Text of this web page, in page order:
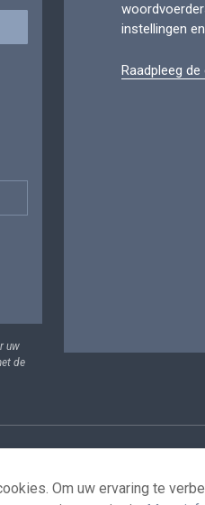
uw
de
instellingen
Raadpleeg
Om uw ervaring te